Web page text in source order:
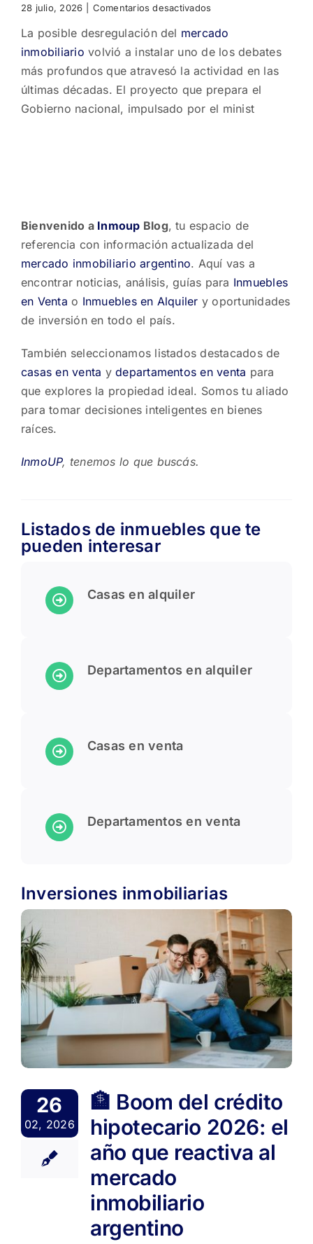
28 julio, 2026 Comentarios desactivadosen
acerca
desregulación
inmobiliaria?
Aseguran
que
la
sector
debate
si
cambiará
la
forma
de
La posible desregulación del mercado
inmobiliario volvió a instalar uno de los debates
más profundos que atravesó la actividad en las
últimas décadas. El proyecto que prepara el
Gobierno nacional, impulsado por el minist
Bienvenido a Inmoup Blog, tu espacio de
referencia con información actualizada del
mercado inmobiliario argentino. Aquí vas a
encontrar noticias, análisis, guías para Inmuebles
en Venta o Inmuebles en Alquiler y oportunidades
de inversión en todo el país.
También seleccionamos listados destacados de
casas en venta ydepartamentos en venta para
que explores la propiedad ideal. Somos tu aliado
para tomar decisiones inteligentes en bienes
raíces.
InmoUP, tenemos lo que buscás.
Listados de inmuebles que te
pueden interesar
Casas en alquiler
Departamentos en alquiler
Casas en venta
Departamentos en venta
Inversiones inmobiliarias
26
02, 2026
🏦 Boom del crédito
hipotecario 2026: el
año que reactiva al
mercado
inmobiliario
argentino